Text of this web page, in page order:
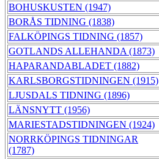
BOHUSKUSTEN (1947)
BORÅS TIDNING (1838)
FALKÖPINGS TIDNING (1857)
GOTLANDS ALLEHANDA (1873)
HAPARANDABLADET (1882)
KARLSBORGSTIDNINGEN (1915)
LJUSDALS TIDNING (1896)
LÄNSNYTT (1956)
MARIESTADSTIDNINGEN (1924)
NORRKÖPINGS TIDNINGAR
(1787)